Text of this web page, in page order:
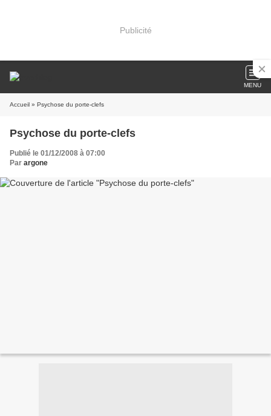
Publicité
MENU
Accueil » Psychose du porte-clefs
Psychose du porte-clefs
Publié le 01/12/2008 à 07:00
Par argone